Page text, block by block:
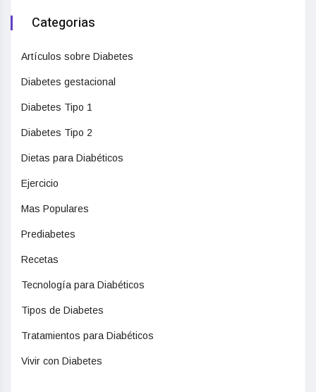
Categorias
Artículos sobre Diabetes
Diabetes gestacional
Diabetes Tipo 1
Diabetes Tipo 2
Dietas para Diabéticos
Ejercicio
Mas Populares
Prediabetes
Recetas
Tecnología para Diabéticos
Tipos de Diabetes
Tratamientos para Diabéticos
Vivir con Diabetes